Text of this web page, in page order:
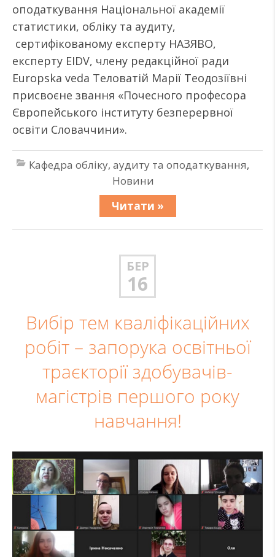
оподаткування Національної академії
статистики, обліку та аудиту,
сертифікованому експерту НАЗЯВО,
експерту EIDV, члену редакційної ради
Europska veda Теловатій Марії Теодозіївні
присвоєне звання «Почесного професора
Європейського інституту безперервної
освіти Словаччини».
Кафедра обліку, аудиту та оподаткування,
Новини
Читати »
БЕР
16
Вибір тем кваліфікаційних
робіт – запорука освітньої
траєкторії здобувачів-
магістрів першого року
навчання!